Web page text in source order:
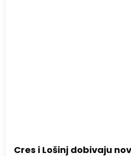
Cres i Lošinj dobivaju